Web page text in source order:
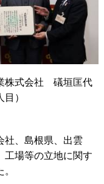
株式会社礒垣匡代
）
、島根県、出雲
工場等の立地に関す